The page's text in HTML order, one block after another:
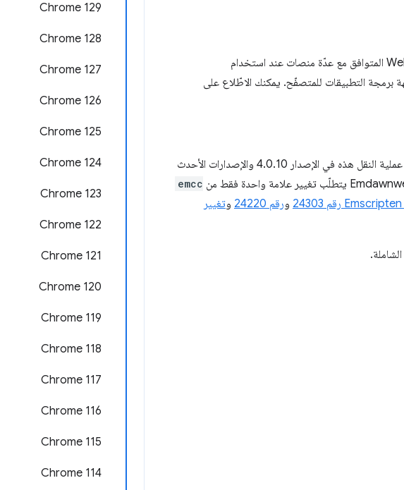
Chrome 129
‫Chrome 128
Chrome 127
Chrome 126
‫Chrome 125
Chrome 124
Chrome 123
‫Chrome 122
Chrome 121
‫Chrome 120
‫Chrome 119
‫Chrome 118
‫Chrome 117
Chrome 116
Chrome 115
‫Chrome 114
. تم تضمين لقطة من عملية النقل هذه في الإصدار 4.0.10 والإصدارات الأحدث
emcc
ورقم ‎24220 وتغيير
الشاملة.